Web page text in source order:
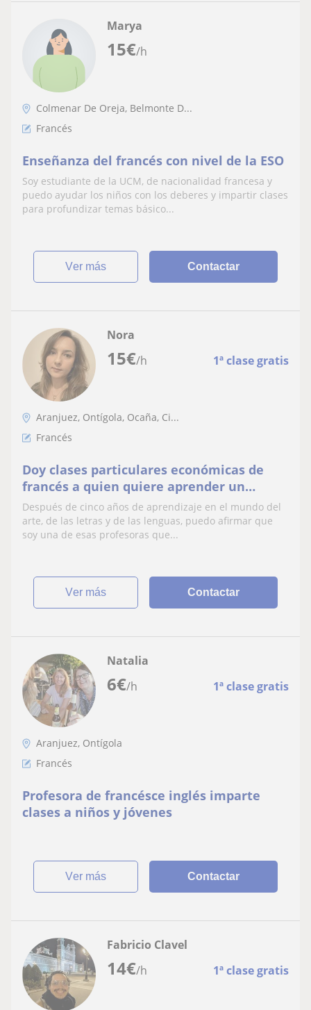
15€/h
Marya
Colmenar De Oreja, Belmonte D...
Francés
Enseñanza del francés con nivel de la ESO
Soy estudiante de la UCM, de nacionalidad francesa y
puedo ayudar los niños con los deberes y impartir clases
para profundizar temas básico...
ver más Contactar
15€/h 1ª clase gratis
Nora
Aranjuez, Ontígola, Ocaña, Ci...
Francés
Doy clases particulares económicas de
francés a quien quiere aprender un
idioma con garantía de futuro
Después de cinco años de aprendizaje en el mundo del
arte, de las letras y de las lenguas, puedo afirmar que
soy una de esas profesoras que...
ver más Contactar
6€/h 1ª clase gratis
Natalia
Aranjuez, Ontígola
Francés
Profesora de francésce inglés imparte
clases a niños y jóvenes
ver más Contactar
14€/h 1ª clase gratis
Fabricio Clavel